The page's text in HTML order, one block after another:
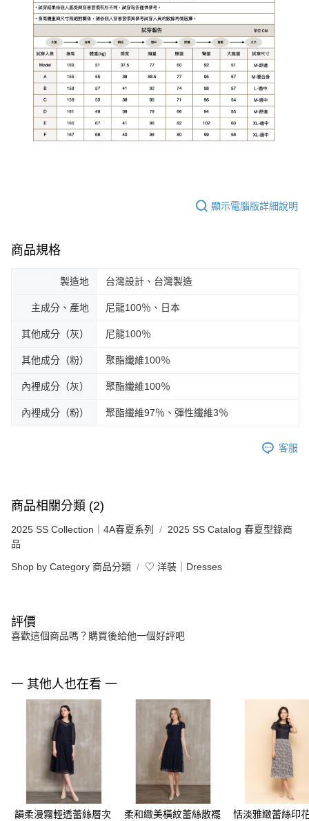
顯示電腦版詳細說明
商品規格
製造地 台灣設計、台灣製造
主成分、產地 尼龍100％、日本
其他成分（灰） 尼龍100％
其他成分（粉） 聚酯纖維100％
內裡成分（灰） 聚酯纖維100％
內裡成分（粉） 聚酯纖維97％、彈性纖維3％
客服
商品相關分類 (2)
2025 SS Collection｜4A春夏系列
2025 SS Catalog 春夏型錄商
品
Shop by Category 商品分類 ♡ 洋裝｜Dresses
評價
喜歡這個商品嗎？購買後給他一個好評吧
一 其他人也在看 一
韻柔漫霧輕透蕾絲層次 柔和緻美橫紋蕾絲散襬 恬淡雅緻蕾絲印